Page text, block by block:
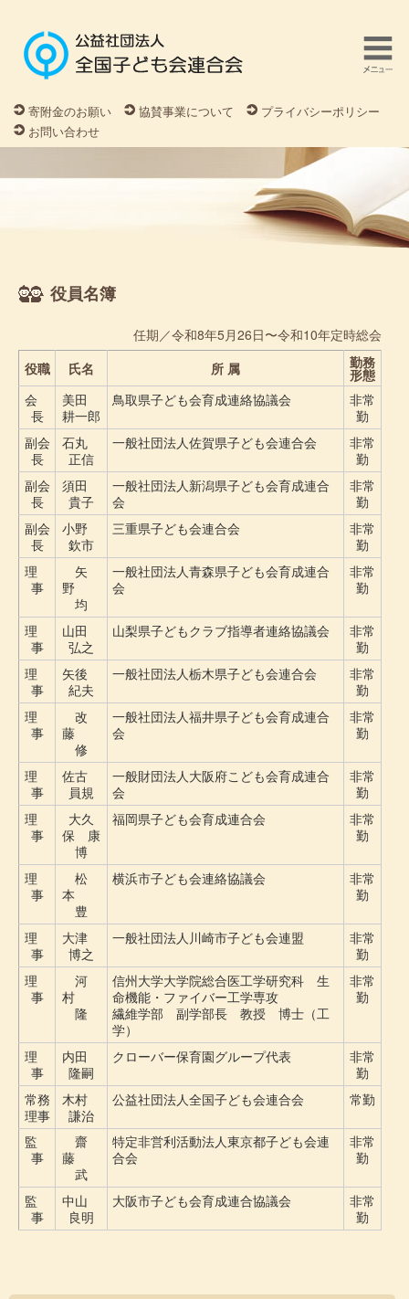
寄附金のお願い 協賛事業について
プライバシーポリシー
お問い合わせ
役員名簿
任期／令和8年5月26日〜令和10年定時総会
役職
氏名 所 属 勤務
形態
会
長
美田
耕一郎
鳥取県子ども会育成連絡協議会
非常
勤
副会
長
石丸
正信
一般社団法人佐賀県子ども会連合会
非常
勤
副会
長
須田
貴子
一般社団法人新潟県子ども会育成連合
会
非常
勤
副会
長
小野
欽市
三重県子ども会連合会
非常
勤
理
事
矢
野
均
一般社団法人青森県子ども会育成連合
会
非常
勤
理
事
山田
弘之
山梨県子どもクラブ指導者連絡協議会
非常
勤
理
事
矢後
紀夫
一般社団法人栃木県子ども会連合会
非常
勤
理
事
改
藤
修
一般社団法人福井県子ども会育成連合
会
非常
勤
理
事
佐古
員規
一般財団法人大阪府こども会育成連合
会
非常
勤
理
事
大久
保 康
博
福岡県子ども会育成連合会
非常
勤
理
事
松
本
豊
横浜市子ども会連絡協議会
非常
勤
理
事
大津
博之
一般社団法人川崎市子ども会連盟
非常
勤
理
事
河
村
隆
信州大学大学院総合医工学研究科 生
命機能・ファイバー工学専攻
繊維学部 副学部長 教授 博士（工
学）
非常
勤
理
事
内田
隆嗣
クローバー保育園グループ代表
非常
勤
常務
理事
木村
謙治
公益社団法人全国子ども会連合会 常勤
監
事
齋
藤
武
特定非営利活動法人東京都子ども会連
合会
非常
勤
監
事
中山
良明
大阪市子ども会育成連合協議会
非常
勤